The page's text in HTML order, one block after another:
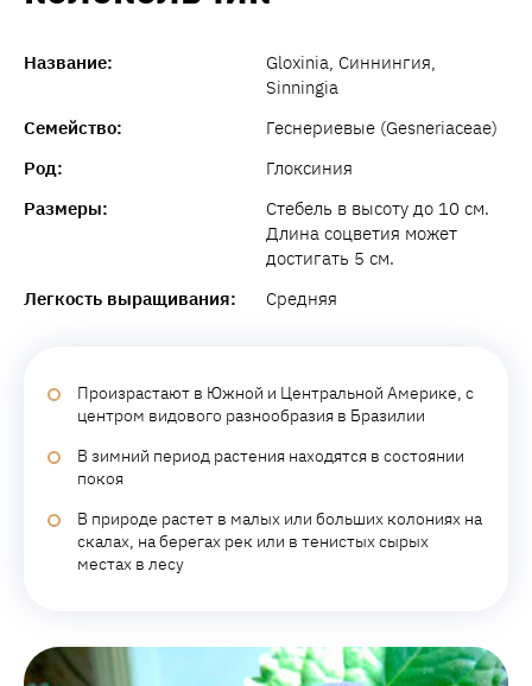
Название:
Gloxinia, Синнингия,
Sinningia
Семейство:
Геснериевые (Gesneriaceae)
Род:
Глоксиния
Размеры:
Стебель в высоту до 10 см.
Длина соцветия может
достигать 5 см.
Легкость выращивания:
Средняя
Произрастают в Южной и Центральной Америке, с
центром видового разнообразия в Бразилии
В зимний период растения находятся в состоянии
покоя
В природе растет в малых или больших колониях на
скалах, на берегах рек или в тенистых сырых
местах в лесу